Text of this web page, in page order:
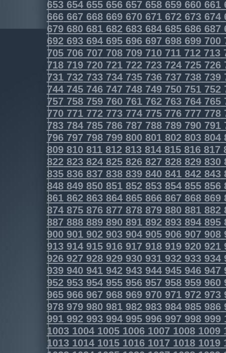
653654655656657658659660661
666667668669670671672673674
679680681682683684685686687
692693694695696697698699700
705706707708709710711712713
718719720721722723724725726
731732733734735736737738739
744745746747748749750751752
757758759760761762763764765
770771772773774775776777778
783784785786787788789790791
796797798799800801802803804
809810811812813814815816817
822823824825826827828829830
835836837838839840841842843
848849850851852853854855856
861862863864865866867868869
874875876877878879880881882
887888889890891892893894895
900901902903904905906907908
913914915916917918919920921
926927928929930931932933934
939940941942943944945946947
952953954955956957958959960
965966967968969970971972973
978979980981982983984985986
991992993994995996997998999
1003100410051006100710081009
1013101410151016101710181019